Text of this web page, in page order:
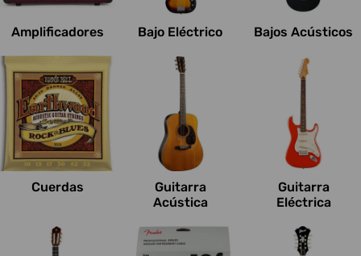
Amplificadores Bajo Eléctrico Bajos Acústicos
Cuerdas
Guitarra
Acústica
Guitarra
Eléctrica